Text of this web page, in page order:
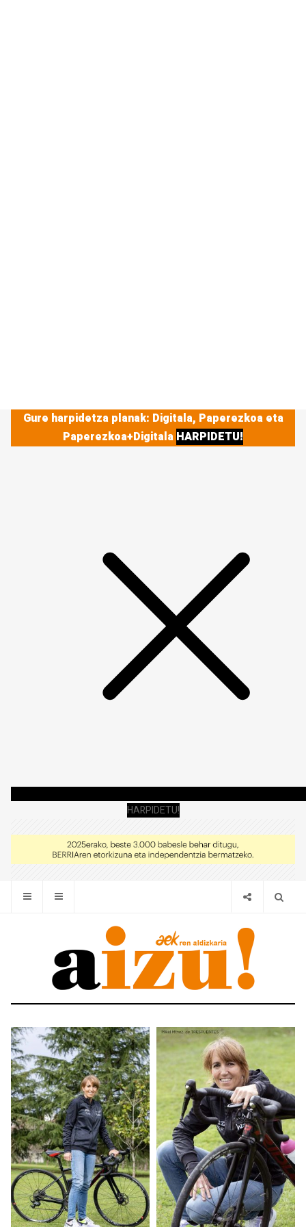
Gure harpidetza planak: Digitala, Paperezkoa eta
Paperezkoa+Digitala HARPIDETU!
HARPIDETU!